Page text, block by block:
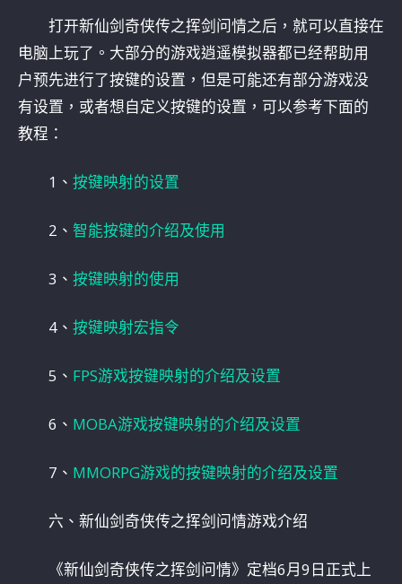
打开新仙剑奇侠传之挥剑问情之后，就可以直接在
电脑上玩了。大部分的游戏逍遥模拟器都已经帮助用
户预先进行了按键的设置，但是可能还有部分游戏没
有设置，或者想自定义按键的设置，可以参考下面的
教程：
1、 按键映射的设置
2、 智能按键的介绍及使用
3、 按键映射的使用
4、 按键映射宏指令
5、 FPS游戏按键映射的介绍及设置
6、 MOBA游戏按键映射的介绍及设置
7、 MMORPG游戏的按键映射的介绍及设置
六、新仙剑奇侠传之挥剑问情游戏介绍
《新仙剑奇侠传之挥剑问情》定档6月9日正式上